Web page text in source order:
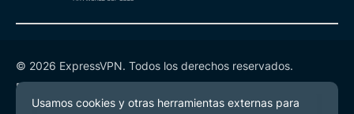
© 2026 ExpressVPN. Todos los derechos reservados.
Política de Privacidad
Términos de Servicio